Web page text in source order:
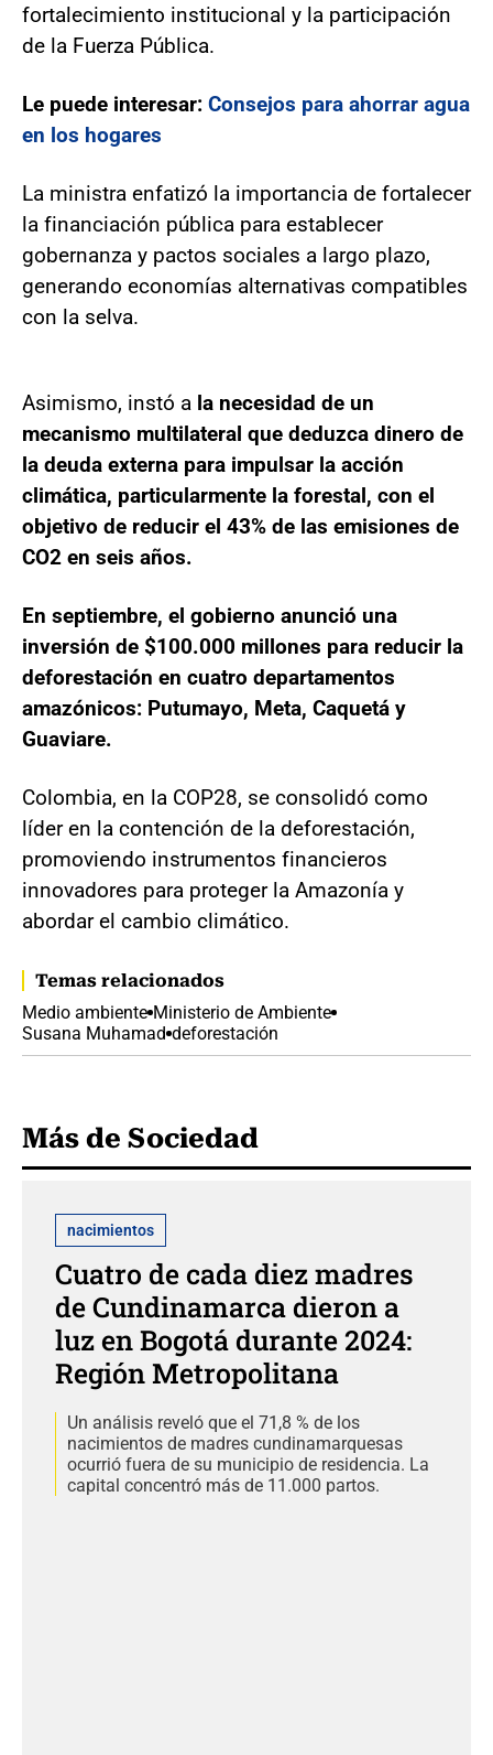
fortalecimiento institucional y la participación
de la Fuerza Pública.
Le puede interesar: Consejos para ahorrar agua
en los hogares
La ministra enfatizó la importancia de fortalecer
la financiación pública para establecer
gobernanza y pactos sociales a largo plazo,
generando economías alternativas compatibles
con la selva.
Asimismo, instó a la necesidad de un
mecanismo multilateral que deduzca dinero de
la deuda externa para impulsar la acción
climática, particularmente la forestal, con el
objetivo de reducir el 43% de las emisiones de
CO2 en seis años.
En septiembre, el gobierno anunció una
inversión de $100.000 millones para reducir la
deforestación en cuatro departamentos
amazónicos: Putumayo, Meta, Caquetá y
Guaviare.
Colombia, en la COP28, se consolidó como
líder en la contención de la deforestación,
promoviendo instrumentos financieros
innovadores para proteger la Amazonía y
abordar el cambio climático.
Temas relacionados
Medio ambiente Ministerio de Ambiente
Susana Muhamad deforestación
Más de Sociedad
nacimientos
Cuatro de cada diez madres
de Cundinamarca dieron a
luz en Bogotá durante 2024:
Región Metropolitana
Un análisis reveló que el 71,8 % de los
nacimientos de madres cundinamarquesas
ocurrió fuera de su municipio de residencia. La
capital concentró más de 11.000 partos.